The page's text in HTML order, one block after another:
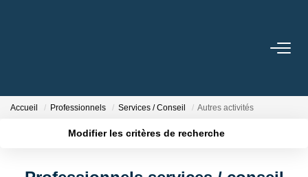
LOUER
Accueil Professionnels Services / Conseil Autres activités
Modifier les critères de recherche
Type de bien